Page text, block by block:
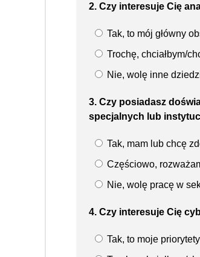
2. Czy interesuje Cię
Tak, to mój główny
Trochę, chciałbym/
Nie, wolę inne
3. Czy posiadasz
specjalnych lub
Tak, mam lub chcę
Częściowo,
Nie, wolę pracę w
4. Czy interesuje Cię
Tak, to moje priorytety